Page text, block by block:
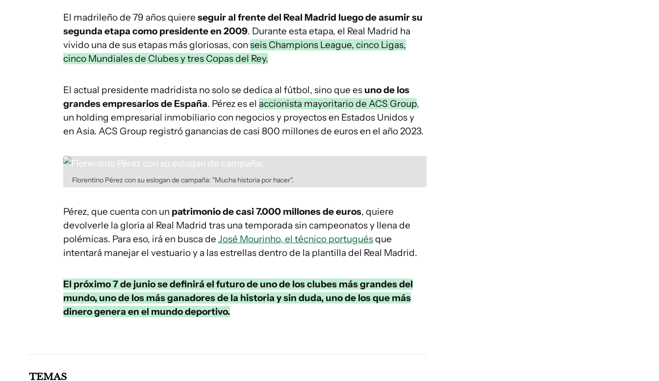
El madrileño de 79 años quiere seguir al frente del Real Madrid luego de asumir su
segunda etapa como presidente en 2009. Durante esta etapa, el Real Madrid ha
vivido una de sus etapas más gloriosas, con seis Champions League, cinco Ligas,
cinco Mundiales de Clubes y tres Copas del Rey.
El actual presidente madridista no solo se dedica al fútbol, sino que es uno de los
grandes empresarios de España. Pérez es el accionista mayoritario de ACS Group,
un holding empresarial inmobiliario con negocios y proyectos en Estados Unidos y
en Asia. ACS Group registró ganancias de casi 800 millones de euros en el año 2023.
Florentino Pérez con su eslogan de campaña: "Mucha historia por hacer".
Pérez, que cuenta con un patrimonio de casi 7.000 millones de euros, quiere
devolverle la gloria al Real Madrid tras una temporada sin campeonatos y llena de
polémicas. Para eso, irá en busca de José Mourinho, el técnico portuguésque
intentará manejar el vestuario y a las estrellas dentro de la plantilla del Real Madrid.
El próximo 7 de junio se definirá el futuro de uno de los clubes más grandes del
mundo, uno de los más ganadores de la historia y sin duda, uno de los que más
dinero genera en el mundo deportivo.
TEMAS